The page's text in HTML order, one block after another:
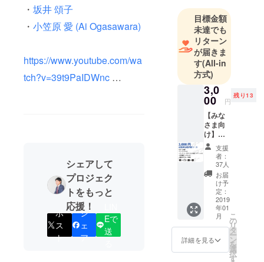
・ 坂井 頌子
・ 小笠原 愛 (Ai Ogasawara)
https://www.youtube.com/wa
tch?v=39t9PaIDWnc …
シェアして
プロジェク
トをもっと
応援！
ポ
ス
ト
シ
ェ
ア
Eで
送
プロ達が旅
程プランを
シェア＆ア
テンドして
活躍できる
サービス(販
売可)『#アテ
ンダー』開
目標金額
未達でも
リターン
が届きま
す(All-in
方式)
3,0
00 円
残り13
【みな
さま向
け】お
気持ち
投げ銭
コース
・サン
クス
メール
・グッ
ズ（ロ
ゴス
テッ
カー＆
超クリ
アファ
支援
者：
37人
お届
け予
定：
2019
年01
月
詳細を見る
こ
の
リ
タ
ー
ン
を
選
択
す